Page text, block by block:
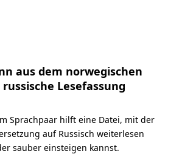
aus dem norwegischen
Lesefassung
Sprachpaar hilft eine Datei, mit der
auf Russisch weiterlesen
sauber einsteigen kannst.